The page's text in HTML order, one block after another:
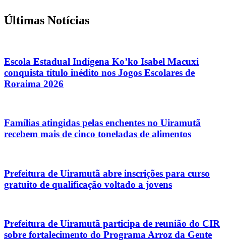
Últimas Notícias
Escola Estadual Indígena Ko’ko Isabel Macuxi
conquista título inédito nos Jogos Escolares de
Roraima 2026
Famílias atingidas pelas enchentes no Uiramutã
recebem mais de cinco toneladas de alimentos
Prefeitura de Uiramutã abre inscrições para curso
gratuito de qualificação voltado a jovens
Prefeitura de Uiramutã participa de reunião do CIR
sobre fortalecimento do Programa Arroz da Gente